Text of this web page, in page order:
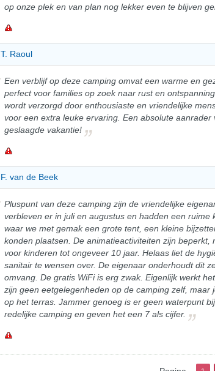
op onze plek en van plan nog lekker even te blijven
T. Raoul
Een verblijf op deze camping omvat een warme en
perfect voor families op zoek naar rust en
wordt verzorgd door enthousiaste en vriendelijke
voor een extra leuke ervaring. Een absolute aanrader
geslaagde vakantie!
F. van de Beek
Pluspunt van deze camping zijn de vriendelijke
verbleven er in juli en augustus en hadden een ruime
waar we met gemak een grote tent, een kleine
konden plaatsen. De animatieactiviteiten zijn beperkt,
voor kinderen tot ongeveer 10 jaar. Helaas liet de
sanitair te wensen over. De eigenaar onderhoudt dit
omvang. De gratis WiFi is erg zwak. Eigenlijk werkt
zijn geen eetgelegenheden op de camping zelf,
op het terras. Jammer genoeg is er geen waterpunt
redelijke camping en geven het een 7 als cijfer.